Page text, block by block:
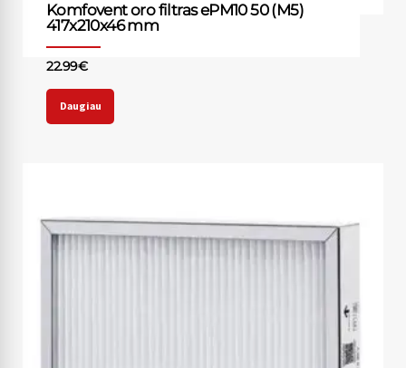
Komfovent oro filtras ePM10 50 (M5)
417x210x46 mm
22.99€
Daugiau